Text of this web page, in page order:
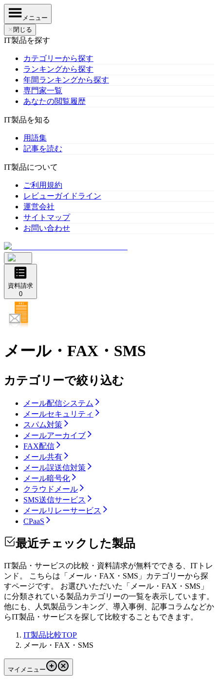
メニュー
✕ 閉じる
IT製品を探す
カテゴリーから探す
ランキングから探す
年間ランキングから探す
専門家一覧
あなたの閲覧履歴
IT製品を知る
用語集
記事を読む
IT製品について
ご利用規約
レビューガイドライン
運営会社
サイトマップ
お問い合わせ
資料請求
0
メール・FAX・SMS
カテゴリーで絞り込む
メール配信システム
メールセキュリティ
スパム対策
メールアーカイブ
FAX配信
メール共有
メール誤送信対策
メール暗号化
クラウドメール
SMS送信サービス
メールリレーサービス
CPaaS
最近チェックした製品
IT製品・サービスの比較・資料請求が無料でできる、ITトレ
ンド。 こちらは「 メール・FAX・SMS 」カテゴリーから探
すページです。 お選びいただいた「 メール・FAX・SMS 」
に分類されている製品カテゴリーの一覧を表示しています。
他にも、人気製品ランキング、導入事例、記事コラムなどか
らIT製品・サービスを探して比較することもできます。
IT製品比較TOP
メール・FAX・SMS
マイメニュー